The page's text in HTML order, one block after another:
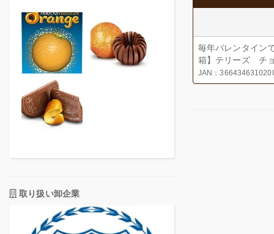
取り扱い卸企業
毎年バレンタイン
箱】テリーズ チ
JAN：